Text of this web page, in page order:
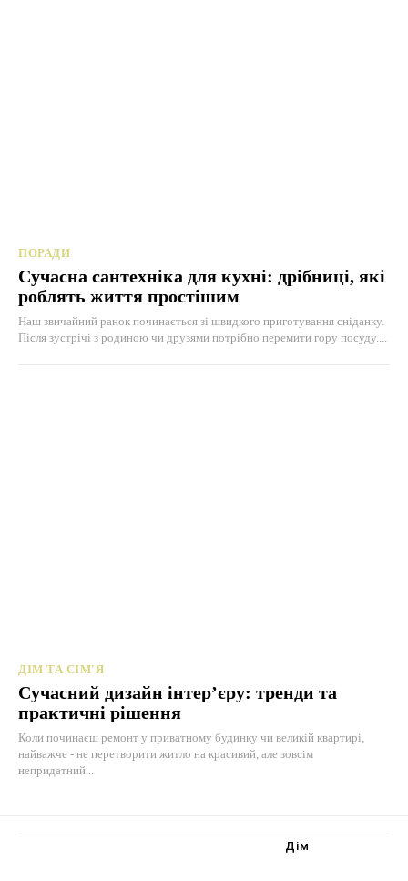
ПОРАДИ
Сучасна сантехніка для кухні: дрібниці, які
роблять життя простішим
Наш звичайний ранок починається зі швидкого приготування сніданку.
Після зустрічі з родиною чи друзями потрібно перемити гору посуду....
ДІМ ТА СІМ'Я
Сучасний дизайн інтер’єру: тренди та
практичні рішення
Коли починаєш ремонт у приватному будинку чи великій квартирі,
найважче - не перетворити житло на красивий, але зовсім
непридатний...
Дім